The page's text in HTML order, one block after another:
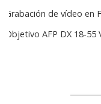
Grabación de vídeo en
Objetivo AFP DX 18-55